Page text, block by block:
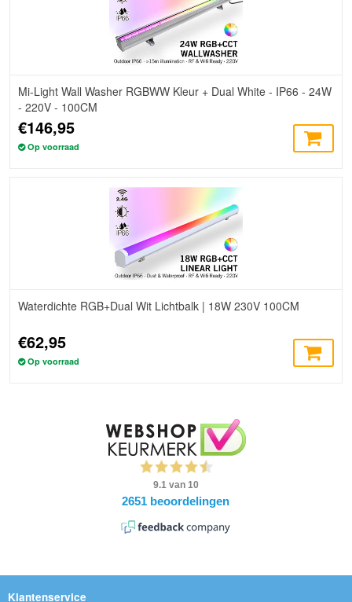
Mi-Light Wall Washer RGBWW Kleur + Dual White - IP66 - 24W
- 220V - 100CM
€146,95
Op voorraad
Waterdichte RGB+Dual Wit Lichtbalk | 18W 230V 100CM
€62,95
Op voorraad
Klantenservice